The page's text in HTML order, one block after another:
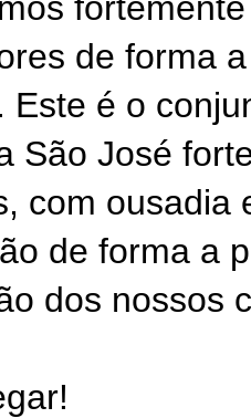
de forma
Este é o
São José
com ousadia
de forma a
dos nossos